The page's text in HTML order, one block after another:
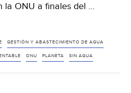
la ONU a finales del …
GESTIÓN Y ABASTECIMIENTO DE AGUA
ONU PLANETA SIN AGUA